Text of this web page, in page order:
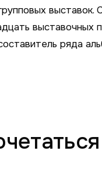
выставок.
выставочных
ряда